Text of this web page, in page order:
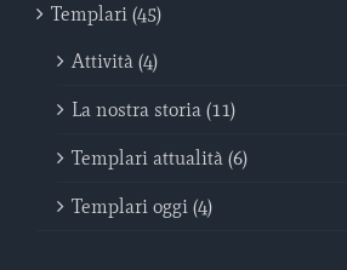
Templari (45)
Attività (4)
La nostra storia (11)
Templari attualità (6)
Templari oggi (4)